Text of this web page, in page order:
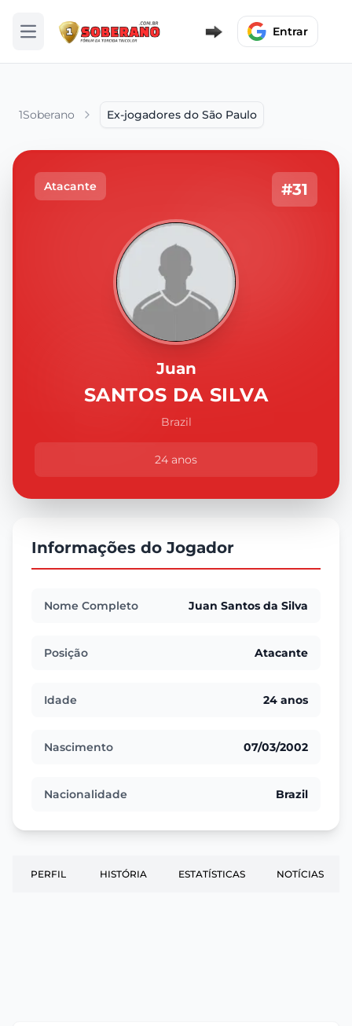
Abrir menu Entrar
1Soberano Ex-jogadores do São Paulo
Atacante #31
Juan
SANTOS DA SILVA
Brazil
24 anos
Informações do Jogador
Nome Completo Juan Santos da Silva
Posição Atacante
Idade 24 anos
Nascimento 07/03/2002
Nacionalidade Brazil
PERFIL HISTÓRIA ESTATÍSTICAS NOTÍCIAS